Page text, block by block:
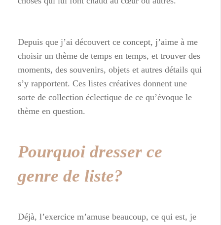
Depuis que j’ai découvert ce concept, j’aime à me
choisir un thème de temps en temps, et trouver des
moments, des souvenirs, objets et autres détails qui
s’y rapportent. Ces listes créatives donnent une
sorte de collection éclectique de ce qu’évoque le
thème en question.
Pourquoi dresser ce
genre de liste?
Déjà, l’exercice m’amuse beaucoup, ce qui est, je